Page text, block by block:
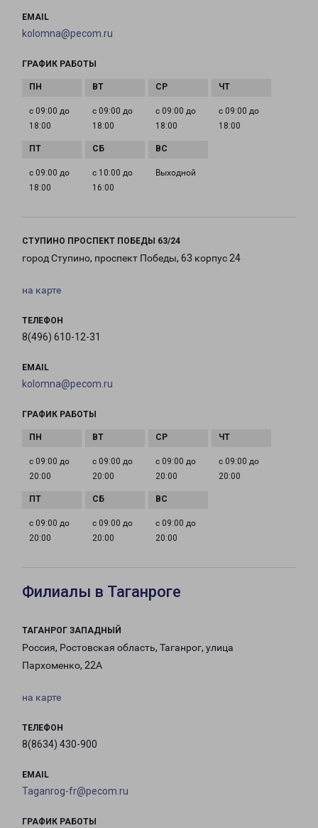
EMAIL
kolomna@pecom.ru
ГРАФИК РАБОТЫ
с 09:00 до
18:00
с 09:00 до
18:00
с 09:00 до
18:00
с 09:00 до
18:00
с 09:00 до
18:00
с 10:00 до
16:00
Выходной
СТУПИНО ПРОСПЕКТ ПОБЕДЫ 63/24
город Ступино, проспект Победы, 63 корпус 24
на карте
ТЕЛЕФОН
8(496) 610-12-31
EMAIL
kolomna@pecom.ru
ГРАФИК РАБОТЫ
с 09:00 до
20:00
с 09:00 до
20:00
с 09:00 до
20:00
с 09:00 до
20:00
с 09:00 до
20:00
с 09:00 до
20:00
с 09:00 до
20:00
Филиалы в Таганроге
ТАГАНРОГ ЗАПАДНЫЙ
Россия, Ростовская область, Таганрог, улица
Пархоменко, 22А
на карте
ТЕЛЕФОН
8(8634) 430-900
EMAIL
Taganrog-fr@pecom.ru
ГРАФИК РАБОТЫ